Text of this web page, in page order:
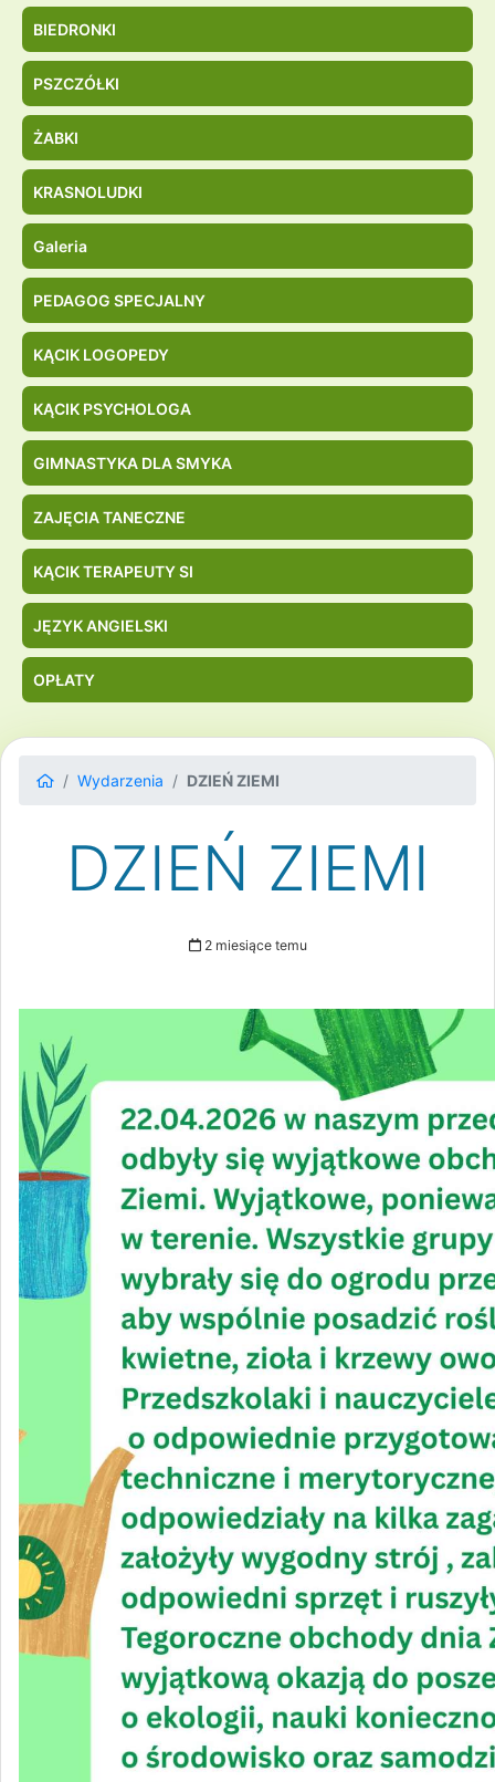
BIEDRONKI
PSZCZÓŁKI
ŻABKI
KRASNOLUDKI
Galeria
PEDAGOG SPECJALNY
KĄCIK LOGOPEDY
KĄCIK PSYCHOLOGA
GIMNASTYKA DLA SMYKA
ZAJĘCIA TANECZNE
KĄCIK TERAPEUTY SI
JĘZYK ANGIELSKI
OPŁATY
Wydarzenia DZIEŃ ZIEMI
DZIEŃ ZIEMI
2 miesiące temu